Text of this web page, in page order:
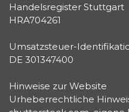
Handelsregister Stuttgart
HRA704261
Umsatzsteuer-
DE 301347400
Hinweise zur Website
Urheberrechtliche